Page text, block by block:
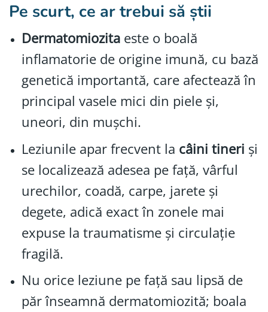
Pe scurt, ce ar trebui să știi
Dermatomiozitaeste o boală
inflamatorie de origine imună, cu bază
genetică importantă, care afectează în
principal vasele mici din piele și,
uneori, din mușchi.
Leziunile apar frecvent la câini tineri și
se localizează adesea pe față, vârful
urechilor, coadă, carpe, jarete și
degete, adică exact în zonele mai
expuse la traumatisme și circulație
fragilă.
Nu orice leziune pe față sau lipsă de
păr înseamnă dermatomiozită; boala